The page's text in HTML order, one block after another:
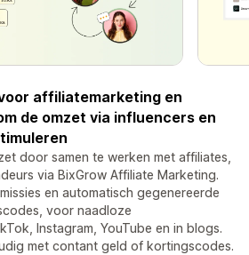
affiliatemarketing en
de omzet via influencers en
door samen te werken met affiliates,
via BixGrow Affiliate Marketing.
en automatisch gegenereerde
voor naadloze
Instagram, YouTube en in blogs.
met contant geld of kortingscodes.